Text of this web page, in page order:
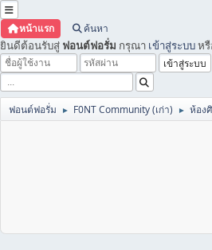
หน้าแรก ค้นหา
ยินดีต้อนรับสู่ ฟอนต์ฟอรั่ม กรุณา เข้าสู่ระบบห
ฟอนต์ฟอรั่ม ► F0NT Community (เก่า) ► ห้อง